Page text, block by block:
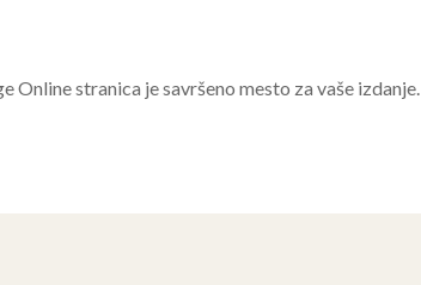
stranica je savršeno mesto za vaše izdanje.